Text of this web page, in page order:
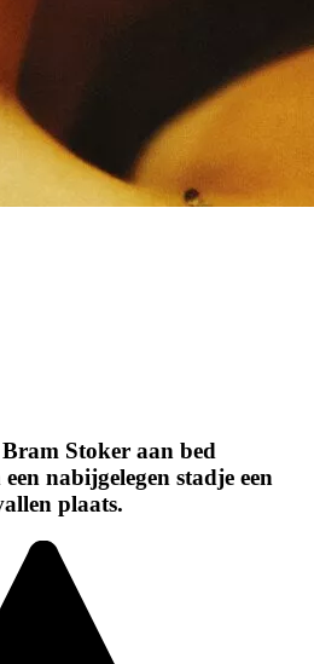
Stoker aan bed
nabijgelegen stadje een
plaats.